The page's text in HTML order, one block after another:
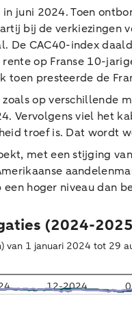
juni 2024. Toen
bij de verkiezingen
CAC40-index
op Franse 10-
presteerde de
op verschillende
Vervolgens viel het
troef is. Dat wordt
met een stijging
hoger niveau dan